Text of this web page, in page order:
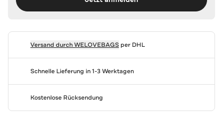
Versand durchWELOVEBAGSper DHL
Schnelle Lieferung in 1-3 Werktagen
Kostenlose Rücksendung